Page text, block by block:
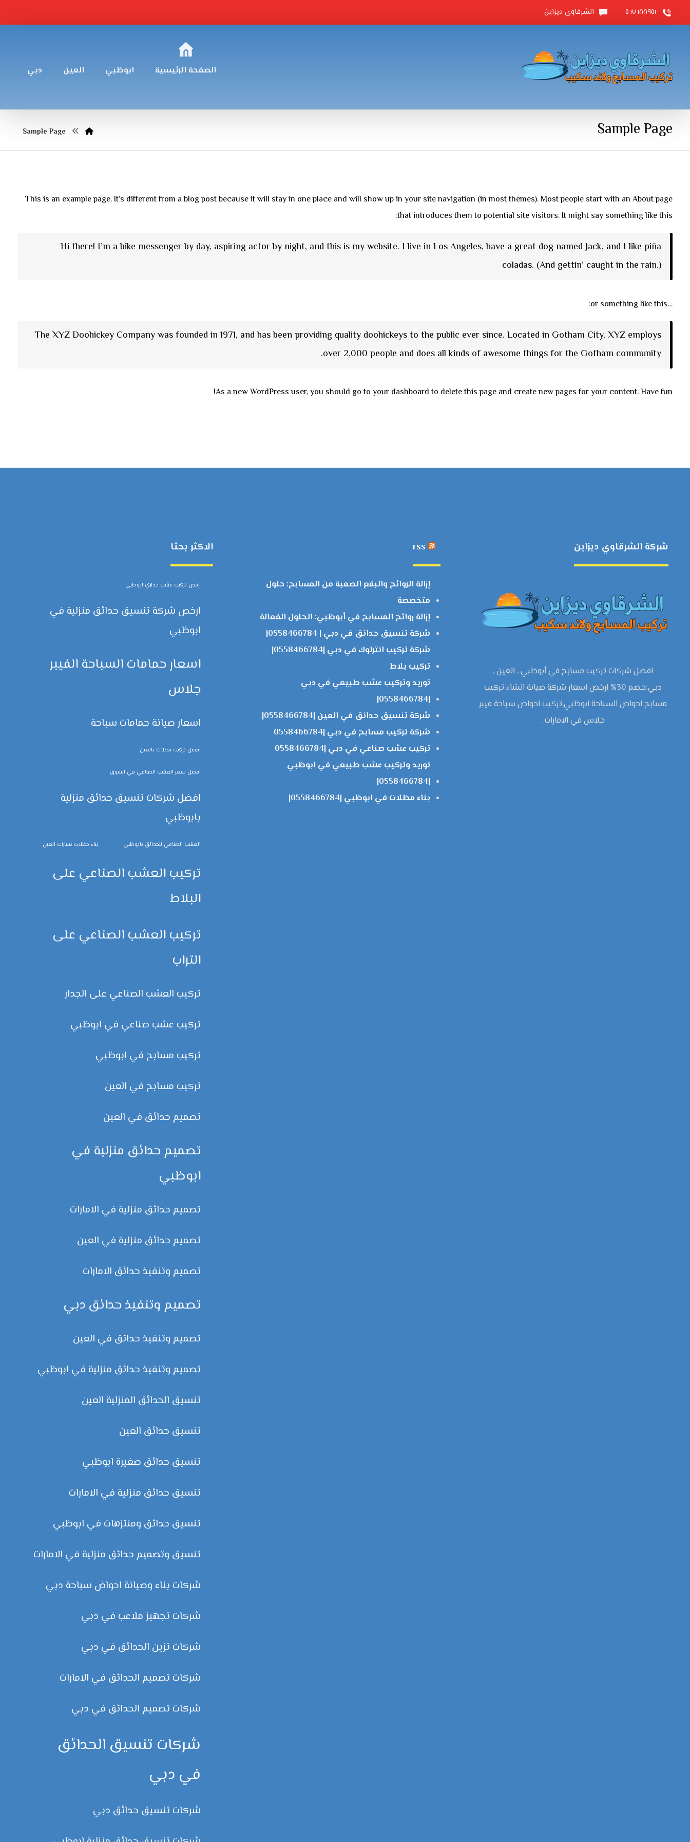
٥٦٧٦٨٨٩٥٢ الشرقاوي ديزاين
الصفحة الرئيسية ابوظبي العين دبي
Sample Page
Sample Page
This is an example page. It’s different from a blog post because it will stay in one place and will show up in your site navigation (in most themes). Most people start with an About page
that introduces them to potential site visitors. It might say something like this:
Hi there! I’m a bike messenger by day, aspiring actor by night, and this is my website. I live in Los Angeles, have a great dog named Jack, and I like piña
coladas. (And gettin’ caught in the rain.)
…or something like this:
The XYZ Doohickey Company was founded in 1971, and has been providing quality doohickeys to the public ever since. Located in Gotham City, XYZ employs
over 2,000 people and does all kinds of awesome things for the Gotham community.
As a new WordPress user, you should go toyour dashboard to delete this page and create new pages for your content. Have fun!
شركة الشرقاوي ديزاين
افضل شركات تركيب مسابح في أبوظبي , العين ,
دبي:خصم 30% ارخص اسعار شركة صيانة انشاء تركيب
مسابح احواض السباحة ابوظبي,تركيب احواض سباحة فيبر
جلاس في الامارات .
rss
إزالة الروائح والبقع الصعبة من المسابح: حلول
متخصصة
إزالة روائح المسابح في أبوظبي: الحلول الفعالة
شركة تنسيق حدائق في دبي | 0558466784|
شركة تركيب انترلوك في دبي |0558466784|
تركيب بلاط
توريد وتركيب عشب طبيعي في دبي
|0558466784|
شركة تنسيق حدائق في العين |0558466784|
شركة تركيب مسابح في دبي |0558466784
تركيب عشب صناعي في دبي |0558466784
توريد وتركيب عشب طبيعي في ابوظبي
|0558466784|
بناء مظلات في ابوظبي |0558466784|
الاكثر بحثا
ارخص تركيب عشب جداري ابوظبي
ارخص شركة تنسيق حدائق منزلية في
ابوظبي
اسعار حمامات السباحة الفيبر
جلاس
اسعار صيانة حمامات سباحة
افضل تركيب مظلات بالعين
افضل سعر العشب الصناعي في السوق
افضل شركات تنسيق حدائق منزلية
بابوظبي
العشب الصناعي للحدائق بابوظبي بناء مظلات سيارات العين
تركيب العشب الصناعي على
البلاط
تركيب العشب الصناعي على
التراب
تركيب العشب الصناعي على الجدار
تركيب عشب صناعي في ابوظبي
تركيب مسابح في ابوظبي
تركيب مسابح في العين
تصميم حدائق في العين
تصميم حدائق منزلية في
ابوظبي
تصميم حدائق منزلية في الامارات
تصميم حدائق منزلية في العين
تصميم وتنفيذ حدائق الامارات
تصميم وتنفيذ حدائق دبي
تصميم وتنفيذ حدائق في العين
تصميم وتنفيذ حدائق منزلية في ابوظبي
تنسيق الحدائق المنزلية العين
تنسيق حدائق العين
تنسيق حدائق صغيرة ابوظبي
تنسيق حدائق منزلية في الامارات
تنسيق حدائق ومنتزهات في ابوظبي
تنسيق وتصميم حدائق منزلية في الامارات
شركات بناء وصيانة احواض سباحة دبي
شركات تجهيز ملاعب في دبي
شركات تزين الحدائق في دبي
شركات تصميم الحدائق في الامارات
شركات تصميم الحدائق في دبي
شركات تنسيق الحدائق
في دبي
شركات تنسيق حدائق دبي